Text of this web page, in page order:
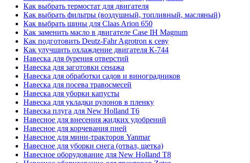
Как выбрать термостат для двигателя
Как выбрать фильтры (воздушный, топливный, масляный)
Как выбрать шины для Claas Arion 650
Как заменить масло в двигателе Case IH Magnum
Как подготовить Deutz-Fahr Agrotron к севу
Как улучшить охлаждение двигателя К-744
Навеска для бурения отверстий
Навеска для заготовки сенажа
Навеска для обработки садов и виноградников
Навеска для посева травосмесей
Навеска для уборки капусты
Навеска для укладки рулонов в пленку
Навеска плуга для New Holland T6
Навесное для внесения жидких удобрений
Навесное для корчевания пней
Навесное для мини-тракторов Yanmar
Навесное для уборки снега (отвал, щетка)
Навесное оборудование для New Holland T8